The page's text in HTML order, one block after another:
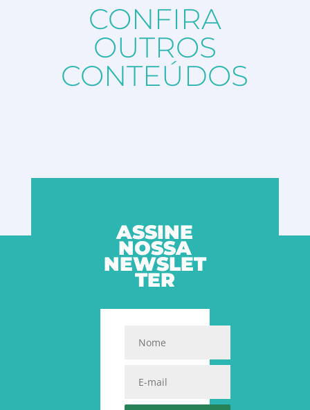
CONFIRA
OUTROS
CONTEÚDOS
ASSINE
NOSSA
NEWSLET
TER